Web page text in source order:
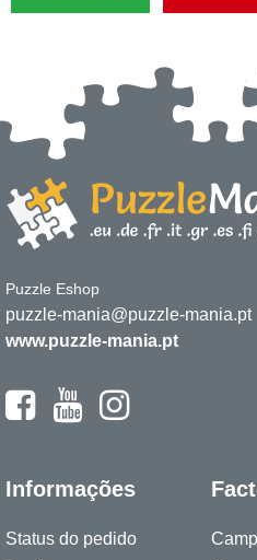
Puzzle Eshop
puzzle-mania@puzzle-mania.pt
www.puzzle-mania.pt
Informações
Status do pedido